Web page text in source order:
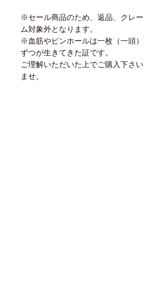
※セール商品のため、返品、クレー
ム対象外となります。
※血筋やピンホールは一枚（一頭）
ずつが生きてきた証です。
ご理解いただいた上でご購入下さい
ませ。